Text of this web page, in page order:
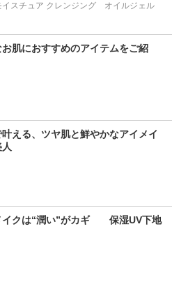
スチュア クレンジング　オイルジェル
肌におすすめのアイテムをご紹
える、ツヤ肌と鮮やかなアイメイ
クは“潤い”がカギ　　保湿UV下地